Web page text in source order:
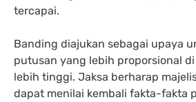
tercapai.
Banding diajukan sebagai upaya
putusan yang lebih proporsional
lebih tinggi. Jaksa berharap
dapat menilai kembali fakta-fakta